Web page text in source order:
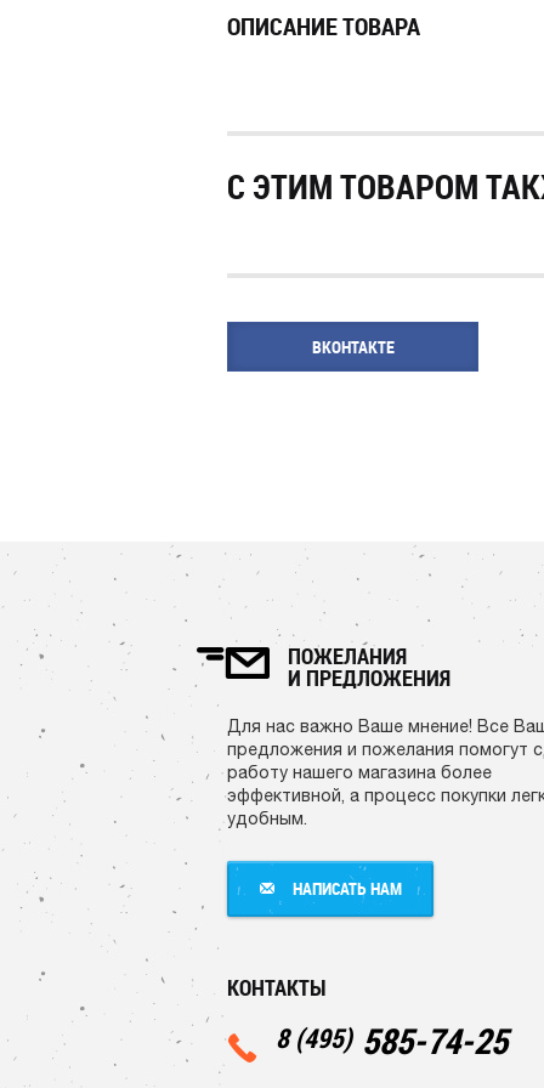
ОПИСАНИЕ ТОВАРА
С ЭТИМ ТОВАРОМ
ВКОНТАКТЕ
ПОЖЕЛАНИЯ
И ПРЕДЛОЖЕНИЯ
Для нас важно Ваше мнение! Все
предложения и пожелания помогут
работу нашего магазина более
эффективной, а процесс покупки
удобным.
НАПИСАТЬ НАМ
КОНТАКТЫ
8 (495) 585-74-25